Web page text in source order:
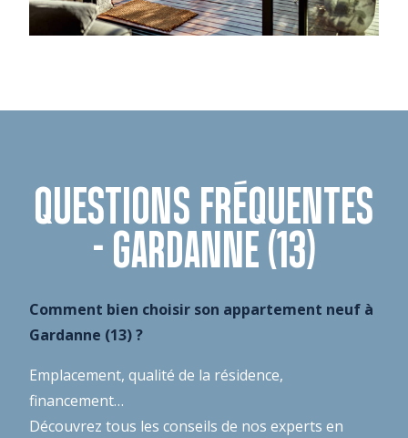
QUESTIONS FRÉQUENTES
- GARDANNE (13)
Comment bien choisir son appartement neuf à
Gardanne (13) ?
Emplacement, qualité de la résidence,
financement…
Découvrez tous les conseils de nos experts en